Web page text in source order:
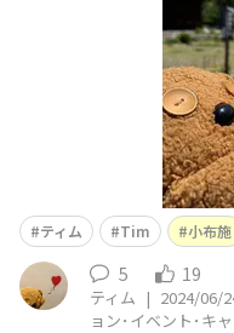
のもあります。鴻山の
色濃く感じられます。
ティム Tim 小布施
5 19
ティム | 2024/06/
ョン･イベント･キャ